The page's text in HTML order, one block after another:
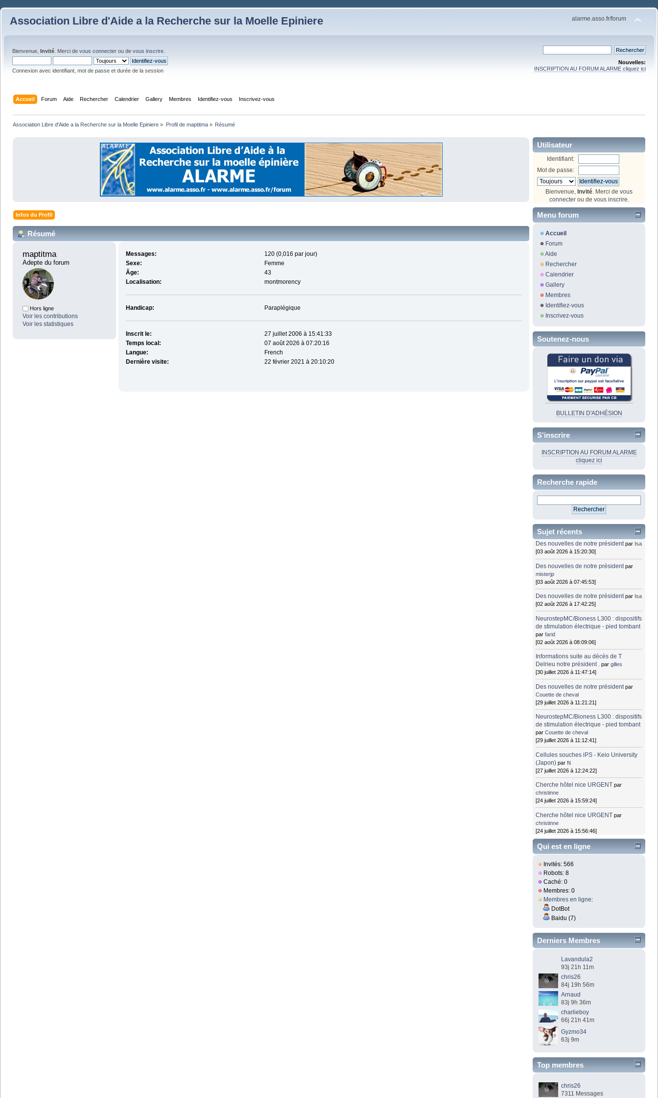
Association Libre d'Aide a la Recherche sur la Moelle Epiniere alarme.asso.fr/forum
Bienvenue, Invité . Merci de vous connecter ou de vous inscrire
Connexion avec identifiant, mot de passe et durée de la session
Nouvelles:
INSCRIPTION AU FORUM ALARME cliquez ici
Accueil Forum Aide Rechercher Calendrier Gallery Membres Identifiez-vous Inscrivez-vous
Association Libre d'Aide a la Recherche sur la Moelle Epiniere » Profil de maptitma» Résumé
Infos du Profil
Résumé
maptitma
Adepte du forum
Hors ligne
Voir les contributions
Voir les statistiques
Messages:
120 (0,016 par jour)
Sexe:
Femme
Âge:
43
Localisation:
montmorency
Handicap: Paraplégique
Inscrit le:
27 juillet 2006 à 15:41:33
Temps local:
07 août 2026 à 07:20:16
Langue:
French
Dernière visite:
22 février 2021 à 20:10:20
Utilisateur
Identifiant:
Mot de passe:
Bienvenue, Invité . Merci de vous
connecterou de vous inscrire
Menu forum
Accueil
Forum
Aide
Rechercher
Calendrier
Gallery
Membres
Identifiez-vous
Inscrivez-vous
Soutenez-nous
BULLETIN D'ADHÉSION
S'inscrire
INSCRIPTION AU FORUM ALARME
cliquez ici
Recherche rapide
Sujet récents
Des nouvelles de notre président par Isa
[03 août 2026 à 15:20:30]
Des nouvelles de notre président par
misterjp
[03 août 2026 à 07:45:53]
Des nouvelles de notre président par Isa
[02 août 2026 à 17:42:25]
NeurostepMC/Bioness L300 : dispositifs
de stimulation électrique - pied tombant
parfarid
[02 août 2026 à 08:09:06]
Informations suite au décès de T
Delrieu notre président . pargilles
[30 juillet 2026 à 11:47:14]
Des nouvelles de notre président par
Couette de cheval
[29 juillet 2026 à 11:21:21]
NeurostepMC/Bioness L300 : dispositifs
de stimulation électrique - pied tombant
parCouette de cheval
[29 juillet 2026 à 11:12:41]
Cellules souches iPS - Keio University
(Japon) parfti
[27 juillet 2026 à 12:24:22]
Cherche hôtel nice URGENT par
christinne
[24 juillet 2026 à 15:59:24]
Cherche hôtel nice URGENT par
christinne
[24 juillet 2026 à 15:56:46]
Qui est en ligne
Invités: 566
Robots: 8
Caché: 0
Membres: 0
Membres en ligne:
DotBot
Baidu (7)
Derniers Membres
Lavandula2
93j 21h 11m
chris26
84j 19h 56m
Arnaud
83j 9h 36m
charlieboy
66j 21h 41m
Gyzmo34
63j 9m
Top membres
chris26
7311 Messages